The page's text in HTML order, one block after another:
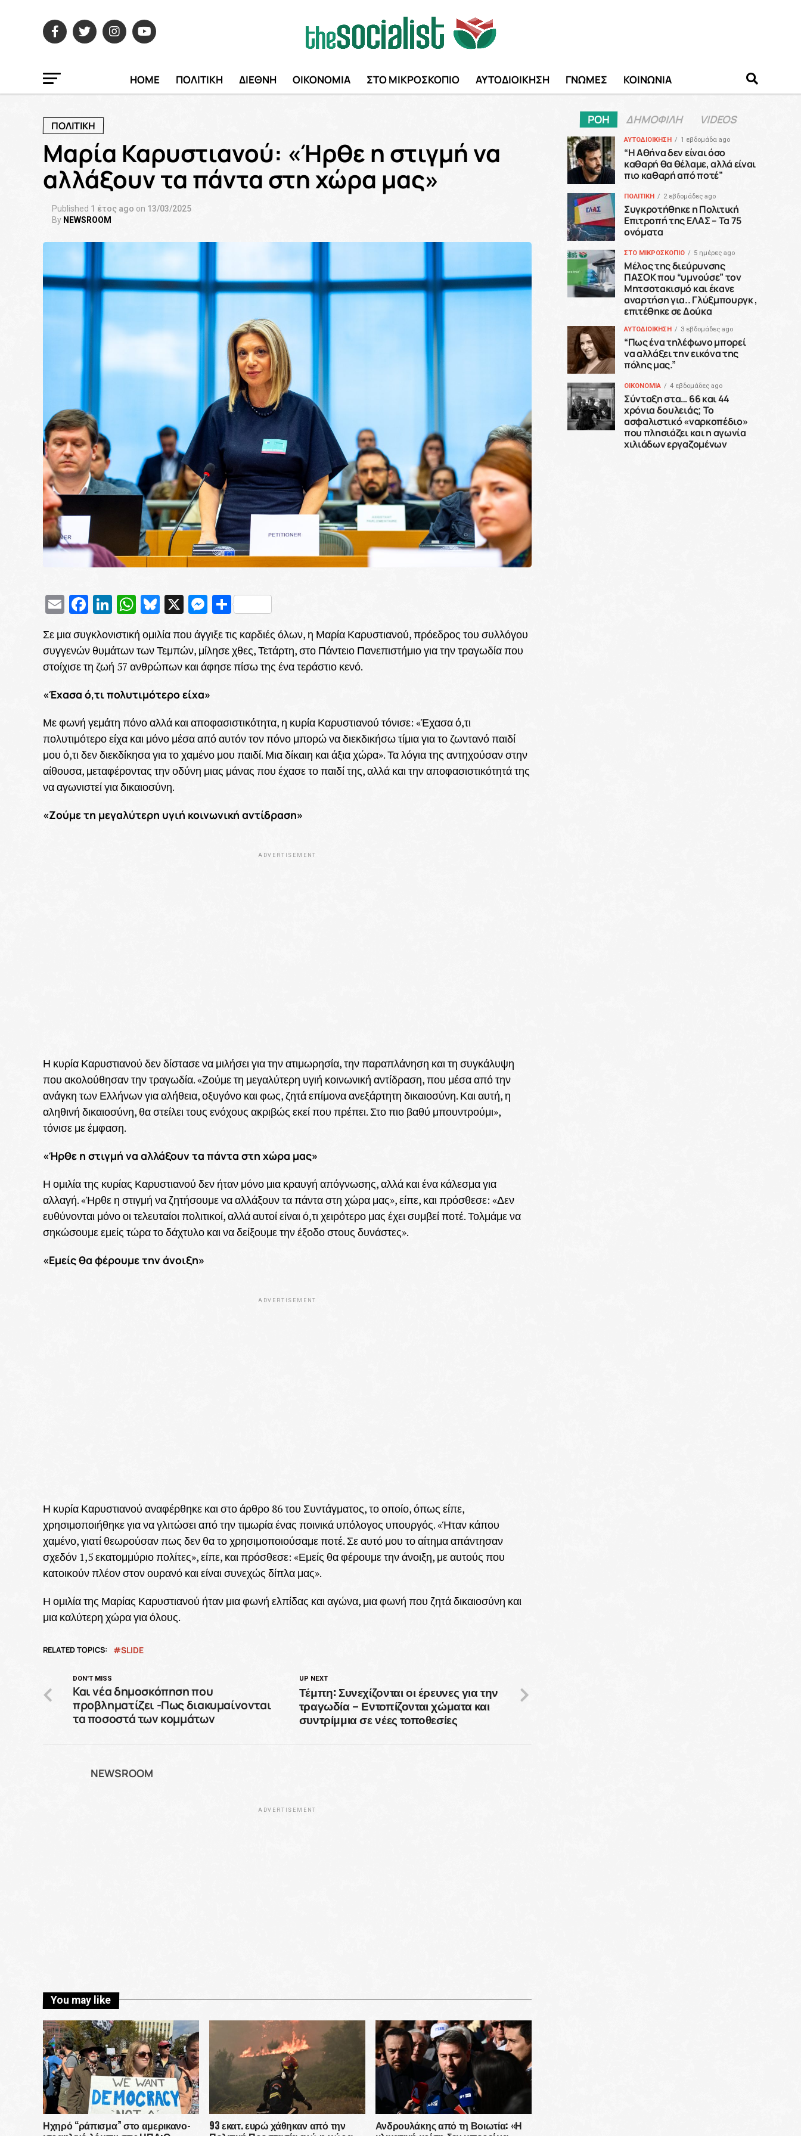
HOME ΠΟΛΙΤΙΚΗ ΔΙΕΘΝΗ ΟΙΚΟΝΟΜΙΑ ΣΤΟ ΜΙΚΡΟΣΚΟΠΙΟ ΑΥΤΟΔΙΟΙΚΗΣΗ ΓΝΩΜΕΣ ΚΟΙΝΩΝΙΑ
ΠΟΛΙΤΙΚΗ
Μαρία Καρυστιανού: «Ήρθε η στιγμή να
αλλάξουν τα πάντα στη χώρα μας»
Published 1 έτος ago on 13/03/2025
By NEWSROOM
EmailFacebook
LinkedIn
WhatsApp
Bluesky
X Messenger
Μοιραστείτε
Σε μια συγκλονιστική ομιλία που άγγιξε τις καρδιές όλων, η Μαρία Καρυστιανού, πρόεδρος του συλλόγου
συγγενών θυμάτων των Τεμπών, μίλησε χθες, Τετάρτη, στο Πάντειο Πανεπιστήμιο για την τραγωδία που
στοίχισε τη ζωή 57 ανθρώπων και άφησε πίσω της ένα τεράστιο κενό.
«Έχασα ό,τι πολυτιμότερο είχα»
Με φωνή γεμάτη πόνο αλλά και αποφασιστικότητα, η κυρία Καρυστιανού τόνισε: «Έχασα ό,τι
πολυτιμότερο είχα και μόνο μέσα από αυτόν τον πόνο μπορώ να διεκδικήσω τίμια για το ζωντανό παιδί
μου ό,τι δεν διεκδίκησα για το χαμένο μου παιδί. Μια δίκαιη και άξια χώρα». Τα λόγια της αντηχούσαν στην
αίθουσα, μεταφέροντας την οδύνη μιας μάνας που έχασε το παιδί της, αλλά και την αποφασιστικότητά της
να αγωνιστεί για δικαιοσύνη.
«Ζούμε τη μεγαλύτερη υγιή κοινωνική αντίδραση»
ADVERTISEMENT
Η κυρία Καρυστιανού δεν δίστασε να μιλήσει για την ατιμωρησία, την παραπλάνηση και τη συγκάλυψη
που ακολούθησαν την τραγωδία. «Ζούμε τη μεγαλύτερη υγιή κοινωνική αντίδραση, που μέσα από την
ανάγκη των Ελλήνων για αλήθεια, οξυγόνο και φως, ζητά επίμονα ανεξάρτητη δικαιοσύνη. Και αυτή, η
αληθινή δικαιοσύνη, θα στείλει τους ενόχους ακριβώς εκεί που πρέπει. Στο πιο βαθύ μπουντρούμι»,
τόνισε με έμφαση.
«Ήρθε η στιγμή να αλλάξουν τα πάντα στη χώρα μας»
Η ομιλία της κυρίας Καρυστιανού δεν ήταν μόνο μια κραυγή απόγνωσης, αλλά και ένα κάλεσμα για
αλλαγή. «Ήρθε η στιγμή να ζητήσουμε να αλλάξουν τα πάντα στη χώρα μας», είπε, και πρόσθεσε: «Δεν
ευθύνονται μόνο οι τελευταίοι πολιτικοί, αλλά αυτοί είναι ό,τι χειρότερο μας έχει συμβεί ποτέ. Τολμάμε να
σηκώσουμε εμείς τώρα το δάχτυλο και να δείξουμε την έξοδο στους δυνάστες».
«Εμείς θα φέρουμε την άνοιξη»
ADVERTISEMENT
Η κυρία Καρυστιανού αναφέρθηκε και στο άρθρο 86 του Συντάγματος, το οποίο, όπως είπε,
χρησιμοποιήθηκε για να γλιτώσει από την τιμωρία ένας ποινικά υπόλογος υπουργός. «Ήταν κάπου
χαμένο, γιατί θεωρούσαν πως δεν θα το χρησιμοποιούσαμε ποτέ. Σε αυτό μου το αίτημα απάντησαν
σχεδόν 1,5 εκατομμύριο πολίτες», είπε, και πρόσθεσε: «Εμείς θα φέρουμε την άνοιξη, με αυτούς που
κατοικούν πλέον στον ουρανό και είναι συνεχώς δίπλα μας».
Η ομιλία της Μαρίας Καρυστιανού ήταν μια φωνή ελπίδας και αγώνα, μια φωνή που ζητά δικαιοσύνη και
μια καλύτερη χώρα για όλους.
RELATED TOPICS: SLIDE
UP NEXT
Τέμπη: Συνεχίζονται οι έρευνες για την
τραγωδία – Εντοπίζονται χώματα και
συντρίμμια σε νέες τοποθεσίες
DON'T MISS
Και νέα δημοσκόπηση που
προβληματίζει -Πως διακυμαίνονται
τα ποσοστά των κομμάτων
NEWSROOM
ADVERTISEMENT
You may like
Ηχηρό “ράπισμα” στο αμερικανο- 93 εκατ. ευρώ χάθηκαν από την Ανδρουλάκης από τη Βοιωτία: «Η
ΡΟΗ ΔΗΜΟΦΙΛΗ VIDEOS
ΑΥΤΟΔΙΟΙΚΗΣΗ 1 εβδομάδα ago
“H Αθήνα δεν είναι όσο
καθαρή θα θέλαμε, αλλά είναι
πιο καθαρή από ποτέ”
ΠΟΛΙΤΙΚΗ 2 εβδομάδες ago
Συγκροτήθηκε η Πολιτική
Επιτροπή της ΕΛΑΣ – Τα 75
ονόματα
ΣΤΟ ΜΙΚΡΟΣΚΟΠΙΟ 5 ημέρες ago
Μέλος της διεύρυνσης
ΠΑΣΟΚ που “υμνούσε” τον
Μητσοτακισμό και έκανε
αναρτήση για.. Γλύξμπουργκ ,
επιτέθηκε σε Δούκα
ΑΥΤΟΔΙΟΙΚΗΣΗ 3 εβδομάδες ago
“Πως ένα τηλέφωνο μπορεί
να αλλάξει την εικόνα της
πόλης μας.”
ΟΙΚΟΝΟΜΙΑ 4 εβδομάδες ago
Σύνταξη στα… 66 και 44
χρόνια δουλειάς; Το
ασφαλιστικό «ναρκοπέδιο»
που πλησιάζει και η αγωνία
χιλιάδων εργαζομένων